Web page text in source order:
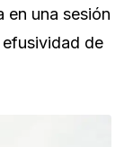
en una sesión
de